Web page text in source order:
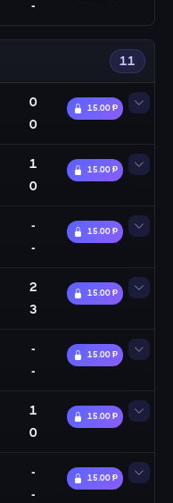
-
11
0
0
15.00 Ᵽ
1
0
15.00 Ᵽ
-
-
15.00 Ᵽ
2
3
15.00 Ᵽ
-
-
15.00 Ᵽ
1
0
15.00 Ᵽ
-
-
15.00 Ᵽ